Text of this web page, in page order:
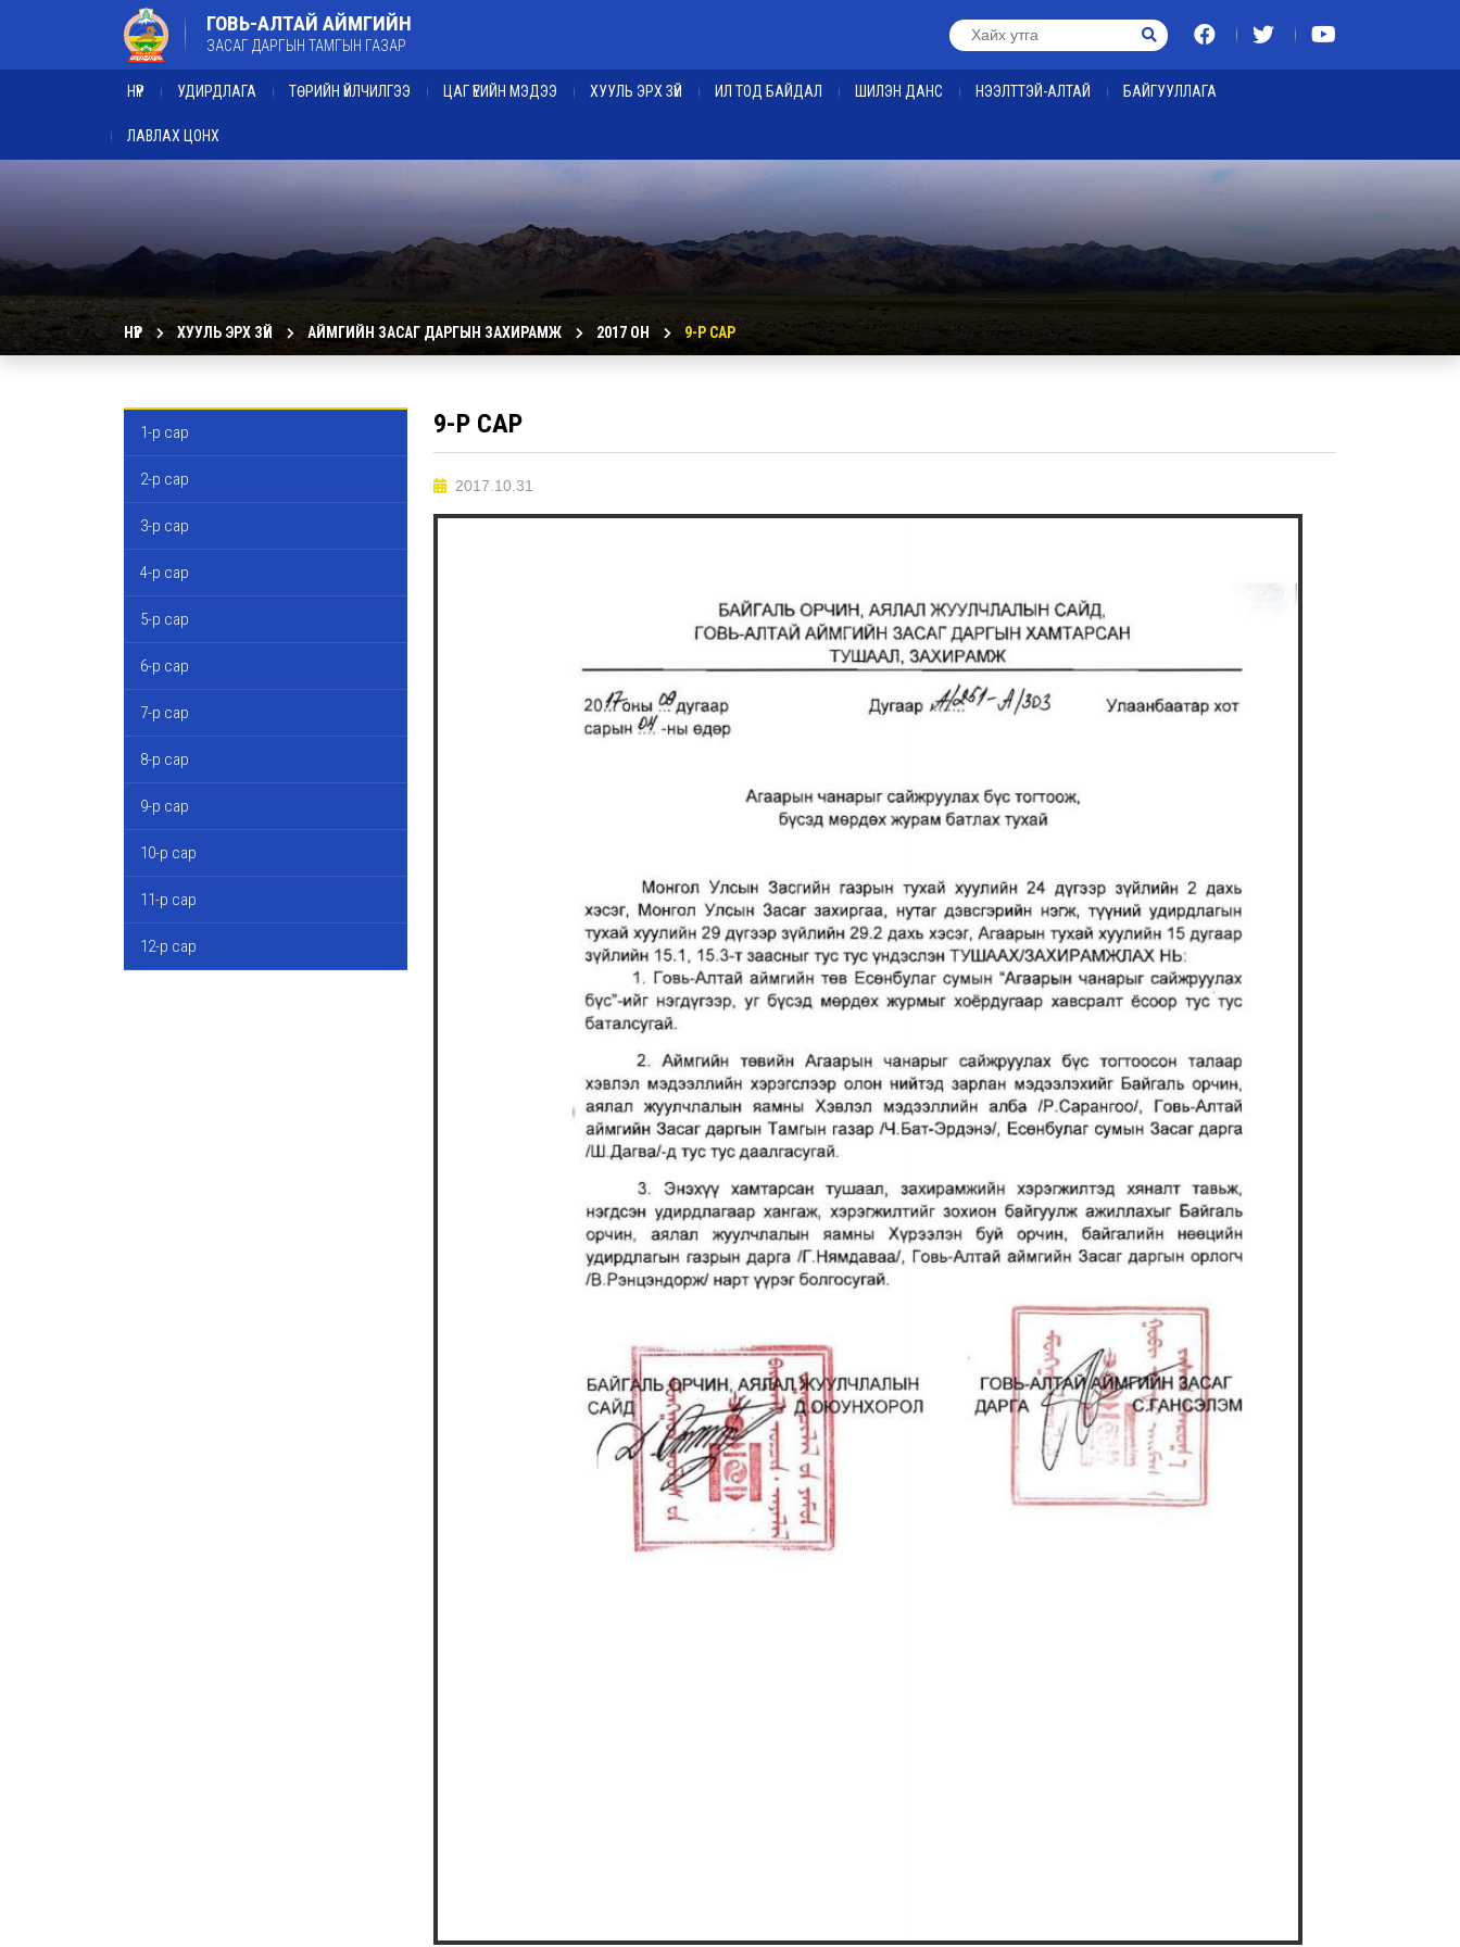
ГОВЬ-АЛТАЙ АЙМГИЙН
ЗАСАГ ДАРГЫН ТАМГЫН ГАЗАР
НҮҮР УДИРДЛАГА ТӨРИЙН ҮЙЛЧИЛГЭЭ ЦАГ ҮЕИЙН МЭДЭЭ ХУУЛЬ ЭРХ ЗҮЙ ИЛ ТОД БАЙДАЛ ШИЛЭН ДАНС НЭЭЛТТЭЙ-АЛТАЙ БАЙГУУЛЛАГА
ЛАВЛАХ ЦОНХ
НҮҮР ХУУЛЬ ЭРХ ЗҮЙ АЙМГИЙН ЗАСАГ ДАРГЫН ЗАХИРАМЖ 2017 ОН 9-Р САР
1-р сар
2-р сар
3-р сар
4-р сар
5-р сар
6-р сар
7-р сар
8-р сар
9-р сар
10-р сар
11-р сар
12-р сар
9-Р САР
2017.10.31